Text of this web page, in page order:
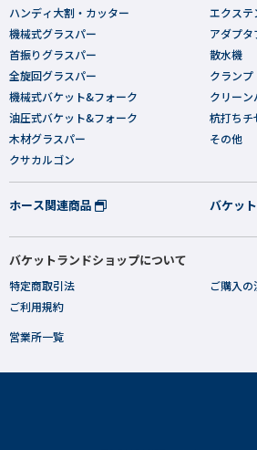
ハンディ大割・カッター
機械式グラスパー
首振りグラスパー
全旋回グラスパー
機械式バケット&フォーク
油圧式バケット&フォーク
木材グラスパー
クサカルゴン
エクステ
アダプタ
散水機
クランプ
クリーン
杭打ちチ
その他
ホース関連商品 バケッ
バケットランドショップについて
特定商取引法
ご利用規約
ご購入の
営業所一覧